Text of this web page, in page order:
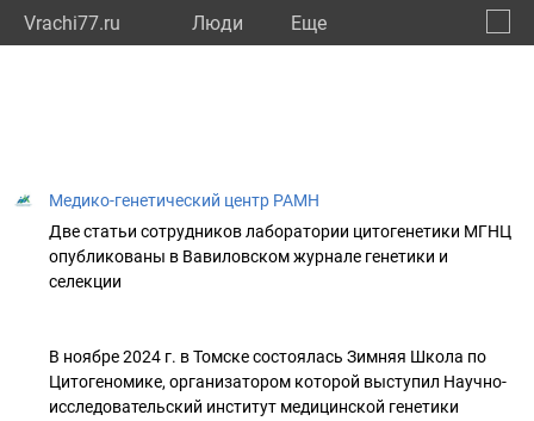
Vrachi77.ru Люди Eще
Медико-генетический центр РАМН
Две статьи сотрудников лаборатории цитогенетики МГНЦ
опубликованы в Вавиловском журнале генетики и
селекции
В ноябре 2024 г. в Томске состоялась Зимняя Школа по
Цитогеномике, организатором которой выступил Научно-
исследовательский институт медицинской генетики